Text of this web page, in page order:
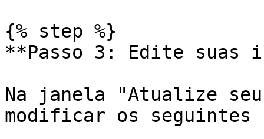
{% step %}
**Passo 3: Edite suas
Na janela "Atualize
modificar os seguintes